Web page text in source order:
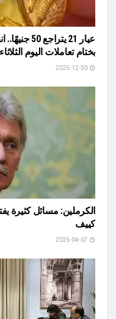
عيار 21
بختام تعاملات اليوم الثلاثاء
الكرملين: مسائل كثيرة
كييف